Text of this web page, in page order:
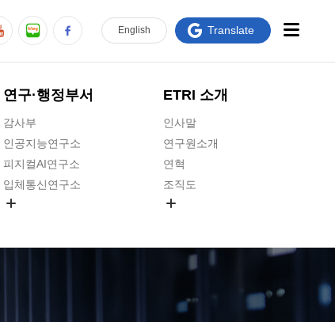
연구·행정부서
감사부
인공지능연구소
피지컬AI연구소
입체통신연구소
ETRI 소개
인사말
연구원소개
연혁
조직도
연구원 고객헌장
주요업무연락처
English Translate